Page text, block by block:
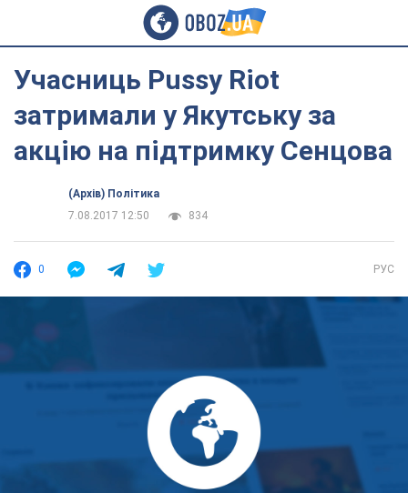
Учасниць Pussy Riot
затримали у Якутську за
акцію на підтримку Сенцова
(Архів) Політика
7.08.2017 12:50
834
0 РУС